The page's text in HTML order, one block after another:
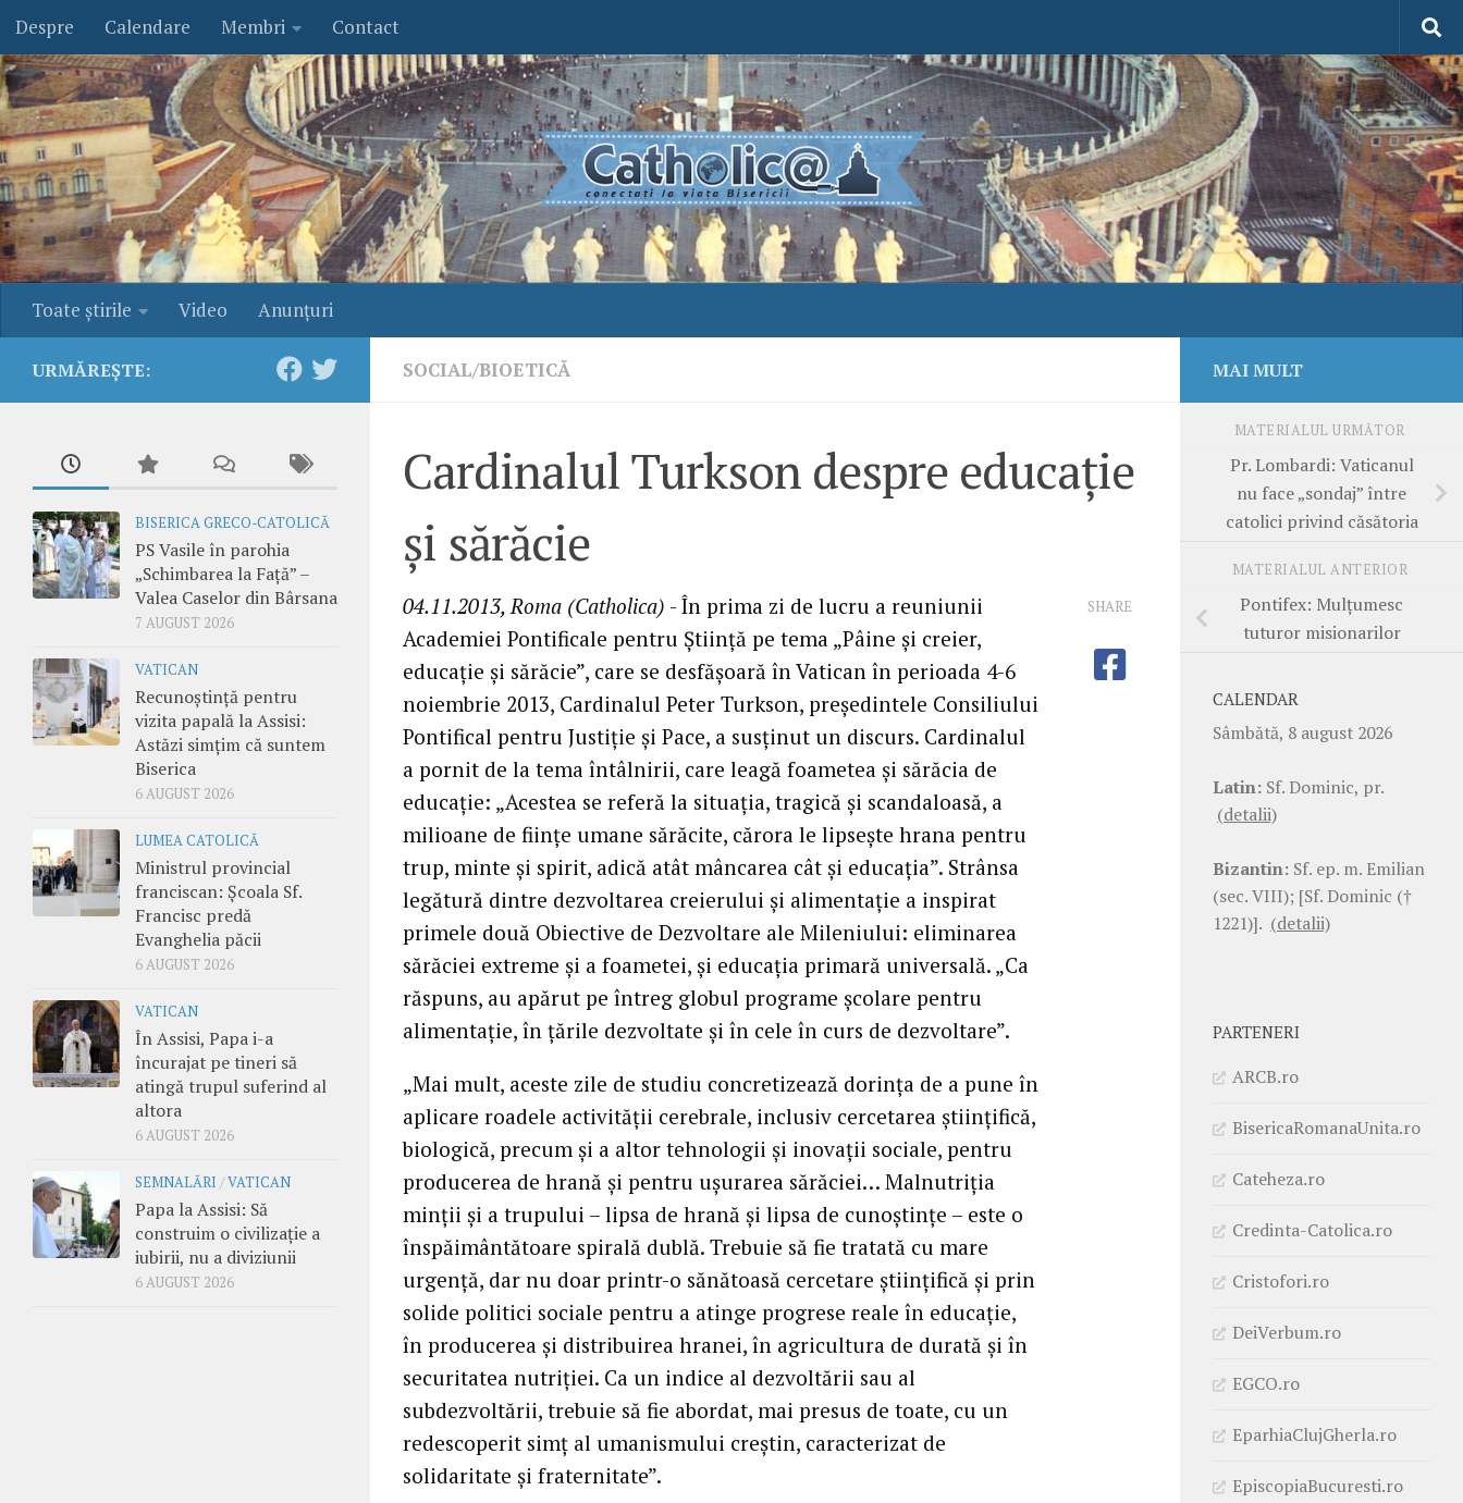
Skip to content
Despre Calendare Membri Contact
Toate ştirile Video Anunţuri
SOCIAL/BIOETICĂ
Cardinalul Turkson despre educaţie
şi sărăcie
04.11.2013, Roma (Catholica) - În prima zi de lucru a reuniunii
Academiei Pontificale pentru Ştiinţă pe tema „Pâine şi creier,
educaţie şi sărăcie”, care se desfăşoară în Vatican în perioada 4-6
noiembrie 2013, Cardinalul Peter Turkson, preşedintele Consiliului
Pontifical pentru Justiţie şi Pace, a susţinut un discurs. Cardinalul
a pornit de la tema întâlnirii, care leagă foametea şi sărăcia de
educaţie: „Acestea se referă la situaţia, tragică şi scandaloasă, a
milioane de fiinţe umane sărăcite, cărora le lipseşte hrana pentru
trup, minte şi spirit, adică atât mâncarea cât şi educaţia”. Strânsa
legătură dintre dezvoltarea creierului şi alimentaţie a inspirat
primele două Obiective de Dezvoltare ale Mileniului: eliminarea
sărăciei extreme şi a foametei, şi educaţia primară universală. „Ca
răspuns, au apărut pe întreg globul programe şcolare pentru
alimentaţie, în ţările dezvoltate şi în cele în curs de dezvoltare”.
„Mai mult, aceste zile de studiu concretizează dorinţa de a pune în
aplicare roadele activităţii cerebrale, inclusiv cercetarea ştiinţifică,
biologică, precum şi a altor tehnologii şi inovaţii sociale, pentru
producerea de hrană şi pentru uşurarea sărăciei… Malnutriţia
minţii şi a trupului – lipsa de hrană şi lipsa de cunoştinţe – este o
înspăimântătoare spirală dublă. Trebuie să fie tratată cu mare
urgenţă, dar nu doar printr-o sănătoasă cercetare ştiinţifică şi prin
solide politici sociale pentru a atinge progrese reale în educaţie,
în producerea şi distribuirea hranei, în agricultura de durată şi în
securitatea nutriţiei. Ca un indice al dezvoltării sau al
subdezvoltării, trebuie să fie abordat, mai presus de toate, cu un
redescoperit simţ al umanismului creştin, caracterizat de
solidaritate şi fraternitate”.
SHARE
URMĂREȘTE:
BISERICA GRECO-CATOLICĂ
PS Vasile în parohia
„Schimbarea la Față” –
Valea Caselor din Bârsana
7 AUGUST 2026
VATICAN
Recunoștință pentru
vizita papală la Assisi:
Astăzi simțim că suntem
Biserica
6 AUGUST 2026
LUMEA CATOLICĂ
Ministrul provincial
franciscan: Școala Sf.
Francisc predă
Evanghelia păcii
6 AUGUST 2026
VATICAN
În Assisi, Papa i-a
încurajat pe tineri să
atingă trupul suferind al
altora
6 AUGUST 2026
SEMNALĂRI /VATICAN
Papa la Assisi: Să
construim o civilizație a
iubirii, nu a diviziunii
6 AUGUST 2026
MAI MULT
MATERIALUL URMĂTOR
Pr. Lombardi: Vaticanul
nu face „sondaj” între
catolici privind căsătoria
MATERIALUL ANTERIOR
Pontifex: Mulţumesc
tuturor misionarilor
CALENDAR
Sâmbătă, 8 august 2026
Latin: Sf. Dominic, pr.
(detalii)
Bizantin: Sf. ep. m. Emilian
(sec. VIII); [Sf. Dominic (†
1221)]. (detalii)
PARTENERI
ARCB.ro
BisericaRomanaUnita.ro
Cateheza.ro
Credinta-Catolica.ro
Cristofori.ro
DeiVerbum.ro
EGCO.ro
EparhiaClujGherla.ro
EpiscopiaBucuresti.ro